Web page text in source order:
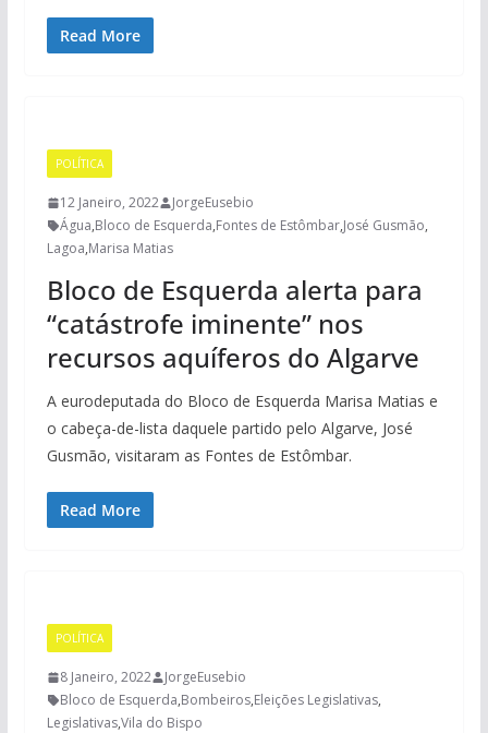
Read More
POLÍTICA
12 Janeiro, 2022
JorgeEusebio
Água,Bloco de Esquerda,Fontes de Estômbar,José Gusmão,
Lagoa,Marisa Matias
Bloco de Esquerda alerta para
“catástrofe iminente” nos
recursos aquíferos do Algarve
A eurodeputada do Bloco de Esquerda Marisa Matias e
o cabeça-de-lista daquele partido pelo Algarve, José
Gusmão, visitaram as Fontes de Estômbar.
Read More
POLÍTICA
8 Janeiro, 2022
JorgeEusebio
Bloco de Esquerda,Bombeiros,Eleições Legislativas,
Legislativas,Vila do Bispo